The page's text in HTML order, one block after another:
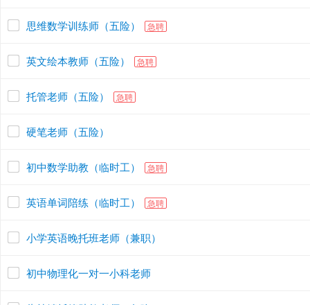
思维数学训练师（五险） 急聘
英文绘本教师（五险） 急聘
托管老师（五险） 急聘
硬笔老师（五险）
初中数学助教（临时工） 急聘
英语单词陪练（临时工） 急聘
小学英语晚托班老师（兼职）
初中物理化一对一小科老师